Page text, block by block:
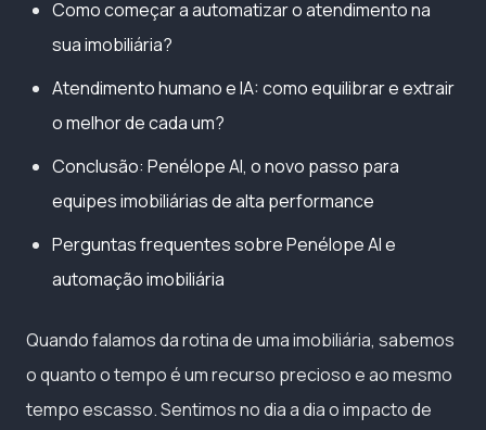
Como começar a automatizar o atendimento na
sua imobiliária?
Atendimento humano e IA: como equilibrar e extrair
o melhor de cada um?
Conclusão: Penélope AI, o novo passo para
equipes imobiliárias de alta performance
Perguntas frequentes sobre Penélope AI e
automação imobiliária
Quando falamos da rotina de uma imobiliária, sabemos
o quanto o tempo é um recurso precioso e ao mesmo
tempo escasso. Sentimos no dia a dia o impacto de